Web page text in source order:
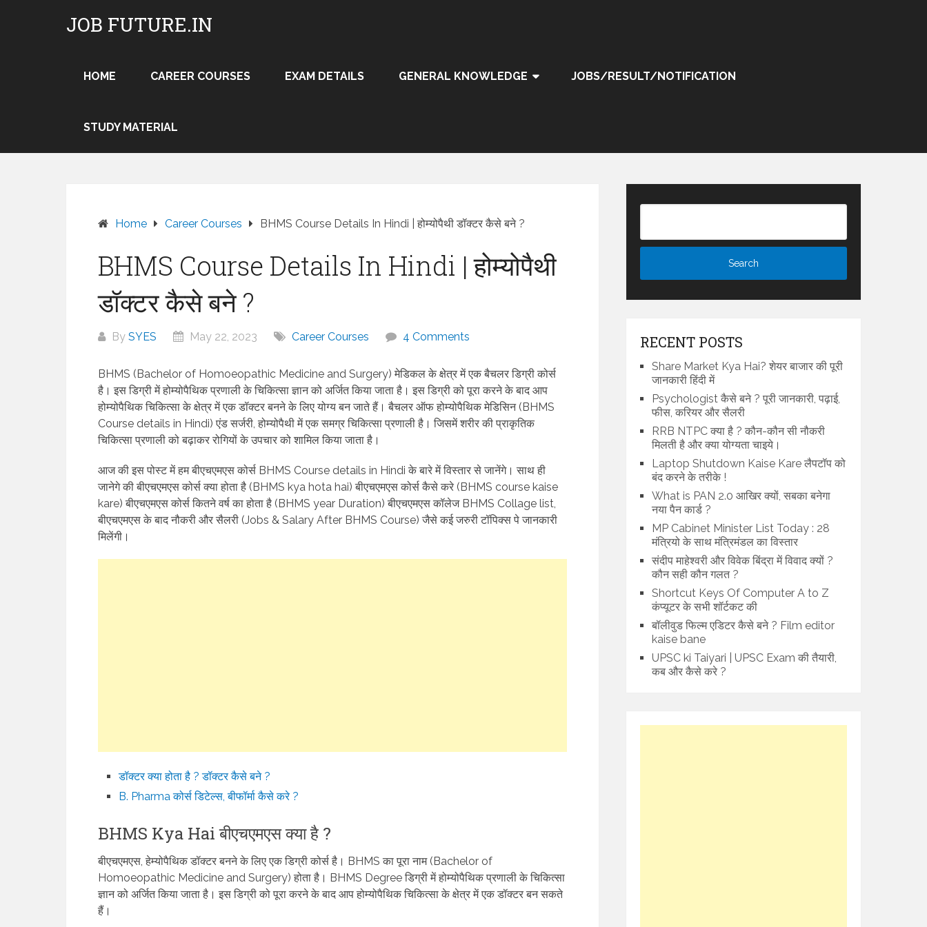
JOB FUTURE.IN
HOME CAREER COURSES EXAM DETAILS GENERAL KNOWLEDGE JOBS/RESULT/NOTIFICATION
STUDY MATERIAL
Home Career Courses BHMS Course Details In Hindi | होम्योपैथी डॉक्टर कैसे बने ?
BHMS Course Details In Hindi | होम्योपैथी
डॉक्टर कैसे बने ?
By SYES May 22, 2023 Career Courses 4 Comments
BHMS (Bachelor of Homoeopathic Medicine and Surgery) मेडिकल के क्षेत्र में एक बैचलर डिग्री कोर्स
है। इस डिग्री में होम्योपैथिक प्रणाली के चिकित्सा ज्ञान को अर्जित किया जाता है। इस डिग्री को पूरा करने के बाद आप
होम्योपैथिक चिकित्सा के क्षेत्र में एक डॉक्टर बनने के लिए योग्य बन जाते हैं। बैचलर ऑफ होम्योपैथिक मेडिसिन (BHMS
Course details in Hindi) एंड सर्जरी, होम्योपैथी में एक समग्र चिकित्सा प्रणाली है। जिसमें शरीर की प्राकृतिक
चिकित्सा प्रणाली को बढ़ाकर रोगियों के उपचार को शामिल किया जाता है।
आज की इस पोस्ट में हम बीएचएमएस कोर्स BHMS Course details in Hindi के बारे में विस्तार से जानेंगे। साथ ही
जानेगे की बीएचएमएस कोर्स क्या होता है (BHMS kya hota hai) बीएचएमएस कोर्स कैसे करे (BHMS course kaise
kare) बीएचएमएस कोर्स कितने वर्ष का होता है (BHMS year Duration) बीएचएमएस कॉलेज BHMS Collage list,
बीएचएमएस के बाद नौकरी और सैलरी (Jobs & Salary After BHMS Course) जैसे कई जरुरी टॉपिक्स पे जानकारी
मिलेंगी।
डॉक्टर क्या होता है ? डॉक्टर कैसे बने ?
B. Pharma कोर्स डिटेल्स, बीफॉर्मा कैसे करे ?
BHMS Kya Hai बीएचएमएस क्या है ?
बीएचएमएस, हेम्योपैथिक डॉक्टर बनने के लिए एक डिग्री कोर्स है। BHMS का पूरा नाम (Bachelor of
Homoeopathic Medicine and Surgery) होता है। BHMS Degree डिग्री में होम्योपैथिक प्रणाली के चिकित्सा
ज्ञान को अर्जित किया जाता है। इस डिग्री को पूरा करने के बाद आप होम्योपैथिक चिकित्सा के क्षेत्र में एक डॉक्टर बन सकते
हैं।
RECENT POSTS
Share Market Kya Hai? शेयर बाजार की पूरी
जानकारी हिंदी में
Psychologist कैसे बने ? पूरी जानकारी, पढ़ाई,
फीस, करियर और सैलरी
RRB NTPC क्या है ? कौन-कौन सी नौकरी
मिलती है और क्या योग्यता चाइये।
Laptop Shutdown Kaise Kare लैपटॉप को
बंद करने के तरीके !
What is PAN 2.0 आखिर क्यों, सबका बनेगा
नया पैन कार्ड ?
MP Cabinet Minister List Today : 28
मंत्रियो के साथ मंत्रिमंडल का विस्तार
संदीप माहेश्वरी और विवेक बिंद्रा में विवाद क्यों ?
कौन सही कौन गलत ?
Shortcut Keys Of Computer A to Z
कंप्यूटर के सभी शॉर्टकट की
बॉलीवुड फिल्म एडिटर कैसे बने ? Film editor
kaise bane
UPSC ki Taiyari | UPSC Exam की तैयारी,
कब और कैसे करे ?